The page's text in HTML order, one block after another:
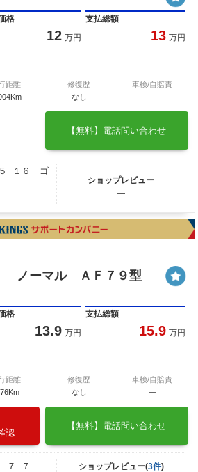
格
12 万円
支払総額
13 万円
距離
修復歴
なし
車検/自賠責
―
【無料】電話問い合わせ
５−１６ ゴ
ショップレビュー
―
ノーマル ＡＦ７９型
格
13.9 万円
支払総額
15.9 万円
距離
修復歴
なし
車検/自賠責
―
認
【無料】電話問い合わせ
７−７
ショップレビュー(3件)